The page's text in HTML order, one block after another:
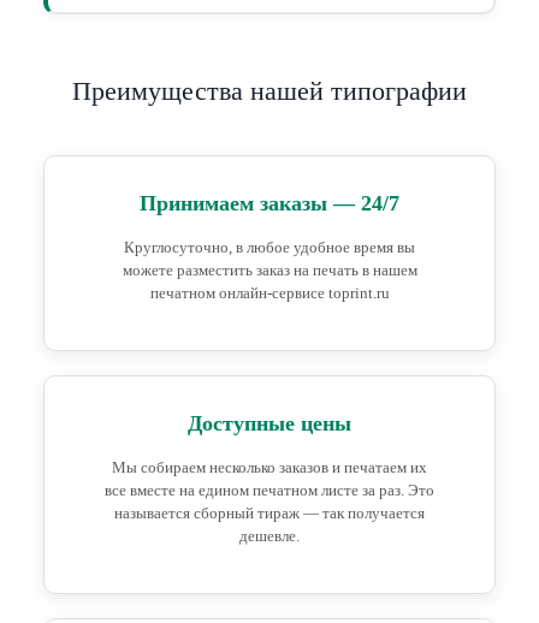
Преимущества нашей типографии
Принимаем заказы — 24/7
Круглосуточно, в любое удобное время вы
можете разместить заказ на печать в нашем
печатном онлайн-сервисе toprint.ru
Доступные цены
Мы собираем несколько заказов и печатаем их
все вместе на едином печатном листе за раз. Это
называется сборный тираж — так получается
дешевле.